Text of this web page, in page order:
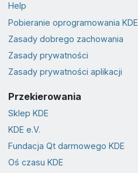
Help
Pobieranie oprogramowania KDE
Zasady dobrego zachowania
Zasady prywatności
Zasady prywatności aplikacji
Przekierowania
Sklep KDE
KDE e.V.
Fundacja Qt darmowego KDE
Oś czasu KDE